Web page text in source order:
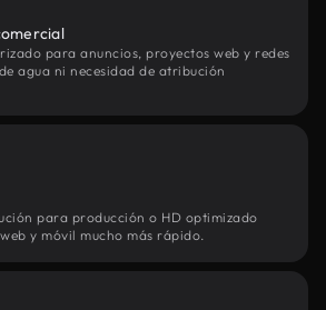
para anuncios, proyectos web y redes
agua ni necesidad de atribución
para producción o HD optimizado
y móvil mucho más rápido.